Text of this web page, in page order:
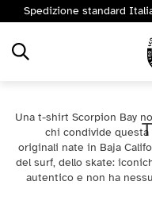
Spedizione standard
Una t-shirt Scorpion Bay
chi condivide
originali nate in Baja
del surf, dello skate:
autentico e non ha